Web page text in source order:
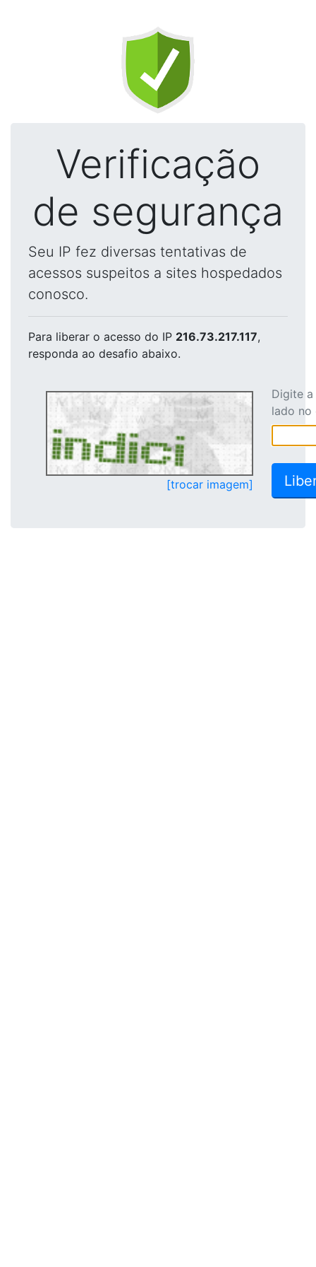
Verificação
de segurança
Seu IP fez diversas tentativas de
acessos suspeitos a sites hospedados
conosco.
Para liberar o acesso do IP 216.73.217.117,
responda ao desafio abaixo.
[trocar imagem]
Digite
lado no